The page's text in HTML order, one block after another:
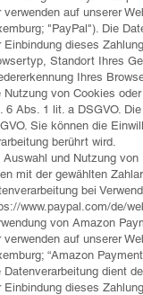
verwenden auf unserer
"PayPal"). Die
Einbindung dieses
Standort Ihres
Ihres
Nutzung von Cookies
6 Abs. 1 lit. a DSGVO.
Sie können die
berührt wird.
Auswahl und Nutzung
mit der gewählten
bei
www.paypal.com/de/
von Amazon
verwenden auf unserer
“Amazon
Datenverarbeitung dient
Einbindung dieses